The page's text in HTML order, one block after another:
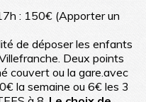
: 150€ (Apporter un
de déposer les enfants
Deux points
couvert ou la gare.avec
la semaine ou 6€ les 3